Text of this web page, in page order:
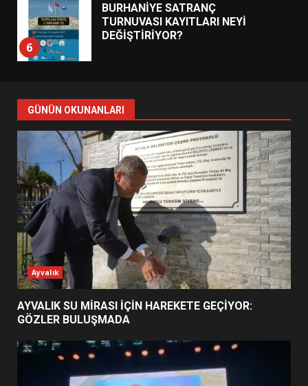
6
BURHANİYE SATRANÇ
TURNUVASI KAYITLARI NEYİ
DEĞİŞTİRİYOR?
7
YENİ YÖNETİM NASIL
ŞEKİLLENDİ?
1
AYVALIK SU MİRASI İÇİN
HAREKETE GEÇİYOR: GÖZLER
BULUŞMADA
2
ESA 2026’DA TÜRK BAHARATI
NEYİ TEMSİL ETTİ?
EİB’DE KRİTİK ATAMA:
SÜRDÜRÜLEBİLİRLİKTE NE
DEĞİŞECEK?
GÜNÜN OKUNANLARI
Ayvalık
AYVALIK SU MİRASI İÇİN HAREKETE GEÇİYOR:
GÖZLER BULUŞMADA